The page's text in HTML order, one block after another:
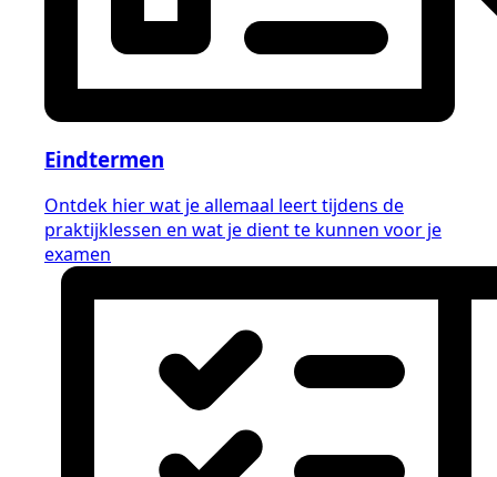
Eindtermen
Ontdek hier wat je allemaal leert tijdens de
praktijklessen en wat je dient te kunnen voor je
examen